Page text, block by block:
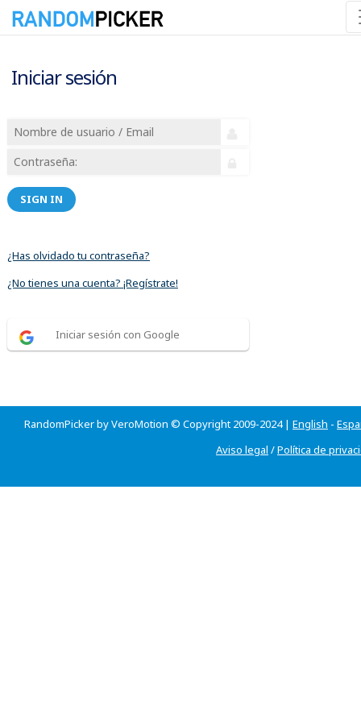
Iniciar sesión
SIGN IN
¿Has olvidado tu contraseña?
¿No tienes una cuenta? ¡Regístrate!
Iniciar sesión con Google
RandomPicker by VeroMotion © Copyright 2009-2024 | English -
Aviso legal /Política de